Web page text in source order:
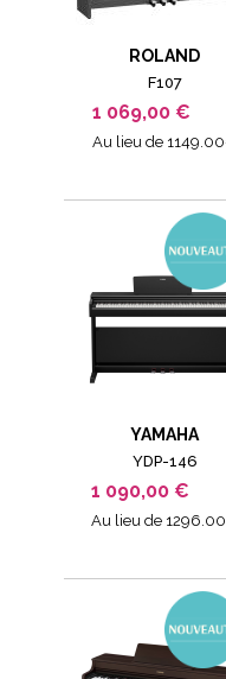
ROLAND
F107
1 069,00 €
Au lieu de
YAMAHA
YDP-146
1 090,00 €
Au lieu de